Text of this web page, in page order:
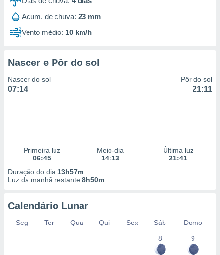
Acum. de chuva: 23 mm
Vento médio: 10 km/h
Nascer e Pôr do sol
Nascer do sol
07:14
Pôr do sol
21:11
Primeira luz
06:45
Meio-dia
14:13
Última luz
21:41
Duração do dia 13h57m
Luz da manhã restante 8h50m
Calendário Lunar
Seg Ter Qua Qui Sex Sáb
Domo
8
9